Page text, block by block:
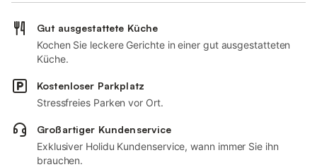
Gut ausgestattete Küche
Kochen Sie leckere Gerichte in einer gut ausgestatteten
Küche.
Kostenloser Parkplatz
Stressfreies Parken vor Ort.
Großartiger Kundenservice
Exklusiver Holidu Kundenservice, wann immer Sie ihn
brauchen.